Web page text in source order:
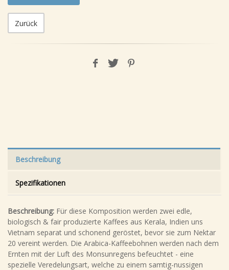
Zurück
Beschreibung
Spezifikationen
Beschreibung: Für diese Komposition werden zwei edle,
biologisch & fair produzierte Kaffees aus Kerala, Indien uns
Vietnam separat und schonend geröstet, bevor sie zum Nektar
20 vereint werden. Die Arabica-Kaffeebohnen werden nach dem
Ernten mit der Luft des Monsunregens befeuchtet - eine
spezielle Veredelungsart, welche zu einem samtig-nussigen